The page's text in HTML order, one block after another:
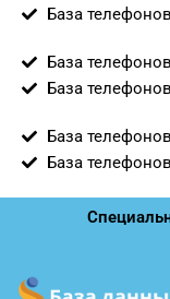
База
База
База
База
База